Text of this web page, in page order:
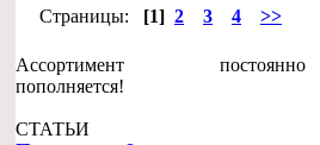
Страницы: [1] 2 3 4 >>
Ассортимент постоянно
пополняется!
СТАТЬИ